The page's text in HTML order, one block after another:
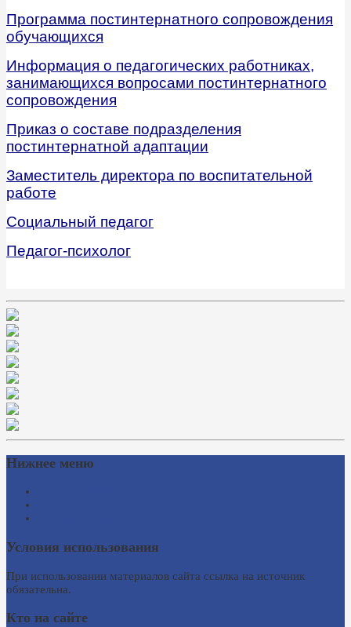
Программа постинтернатного сопровождения
обучающихся
Информация о педагогических работниках,
занимающихся вопросами постинтернатного
сопровождения
Приказ о составе подразделения
постинтернатной адаптации
Заместитель директора по воспитательной
работе
Социальный педагог
Педагог-психолог
Нижнее меню
Условия использования
При использовании материалов сайта ссылка на источник
обязательна.
Кто на сайте